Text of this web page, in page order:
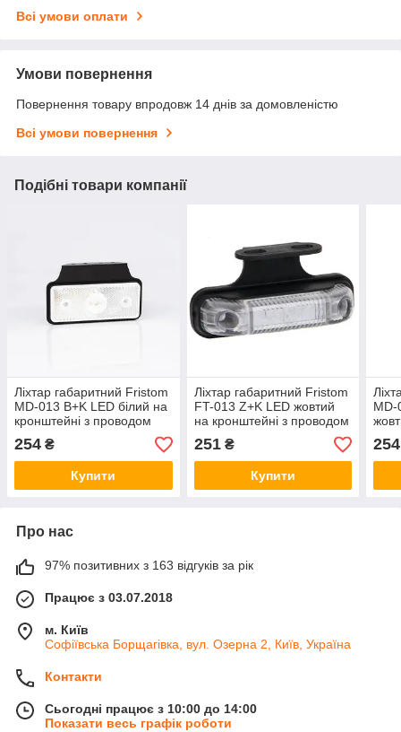
Всі умови оплати
Умови повернення
Повернення товару впродовж 14 днів за домовленістю
Всі умови повернення
Подібні товари компанії
Ліхтар габаритний Fristom
MD-013 B+K LED білий на
кронштейні з проводом
254 ₴
Купити
Ліхтар габаритний Fristom
FT-013 Z+K LED жовтий
на кронштейні з проводом
251₴
Купити
MD-
254
Про нас
97% позитивних з 163 відгуків за рік
Працює з 03.07.2018
м. Київ
Софіївська Борщагівка, вул. Озерна 2, Київ, Україна
Контакти
Сьогодні працює з 10:00 до 14:00
Показати весь графік роботи